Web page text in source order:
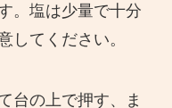
。塩は少量で十分
してください。
台の上で押す、ま